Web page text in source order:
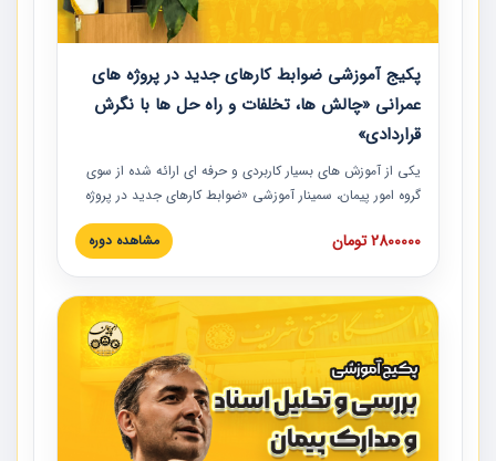
پکیج آموزشی ضوابط کارهای جدید در پروژه های
عمرانی «چالش ها، تخلفات و راه حل ها با نگرش
قراردادی»
یکی از آموزش‏‏‏‏‏‏ های بسیار کاربردی و حرفه‏ ای ارائه شده از سوی
گروه امور پیمان، سمینار آموزشی «ضوابط کارهای جدید در پروژه
های عمرانی» چالش ها، تخلفات و راه حل ها با نگرش قراردادی
است که در محل سندیکای شرکت های ساختمانی کشور ارائه شد.
مدارک پیمان به همراه تجربیات عملی ارائه شده است.
2800000 تومان مشاهده دوره